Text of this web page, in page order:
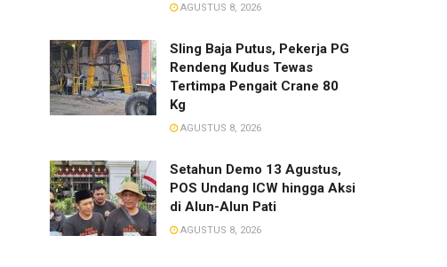
AGUSTUS 8, 2026
Sling Baja Putus, Pekerja PG
Rendeng Kudus Tewas
Tertimpa Pengait Crane 80
Kg
AGUSTUS 8, 2026
Setahun Demo 13 Agustus,
POS Undang ICW hingga Aksi
di Alun-Alun Pati
AGUSTUS 8, 2026